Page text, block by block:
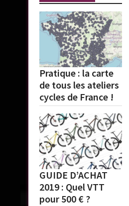
Pratique : la carte
de tous les ateliers
cycles de France !
GUIDE D’ACHAT
2019 : Quel VTT
pour 500 € ?